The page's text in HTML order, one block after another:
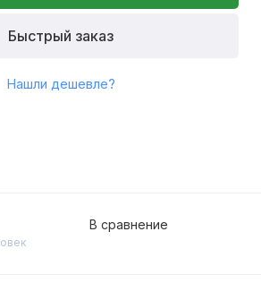
Быстрый заказ
Нашли дешевле?
В сравнение